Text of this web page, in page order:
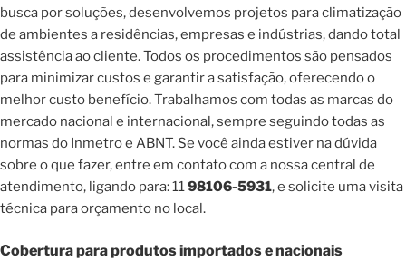
busca por soluções, desenvolvemos projetos para climatização
de ambientes a residências, empresas e indústrias, dando total
assistência ao cliente. Todos os procedimentos são pensados
para minimizar custos e garantir a satisfação, oferecendo o
melhor custo benefício. Trabalhamos com todas as marcas do
mercado nacional e internacional, sempre seguindo todas as
normas do Inmetro e ABNT. Se você ainda estiver na dúvida
sobre o que fazer, entre em contato com a nossa central de
atendimento, ligando para: 1198106-5931, e solicite uma visita
técnica para orçamento no local.
Cobertura para produtos importados e nacionais